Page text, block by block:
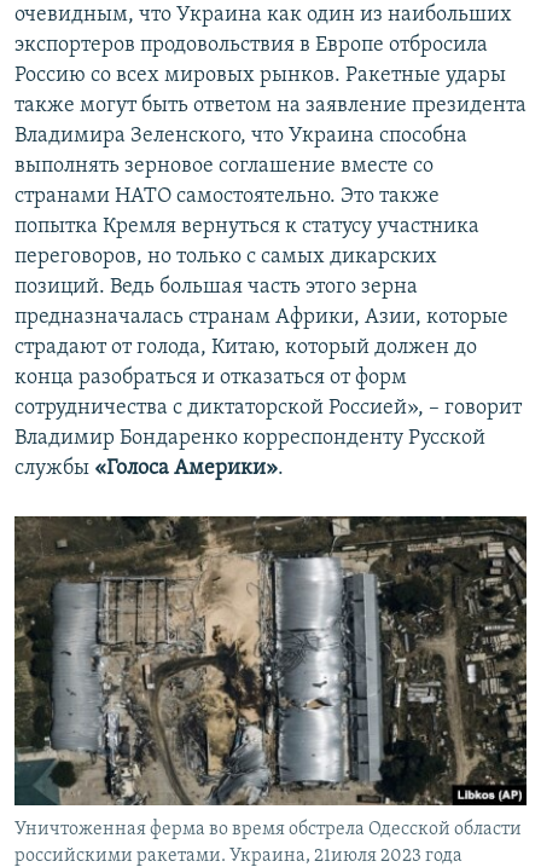
очевидным, что Украина как один из наибольших
экспортеров продовольствия в Европе отбросила
Россию со всех мировых рынков. Ракетные удары
также могут быть ответом на заявление президента
Владимира Зеленского, что Украина способна
выполнять зерновое соглашение вместе со
странами НАТО самостоятельно. Это также
попытка Кремля вернуться к статусу участника
переговоров, но только с самых дикарских
позиций. Ведь большая часть этого зерна
предназначалась странам Африки, Азии, которые
страдают от голода, Китаю, который должен до
конца разобраться и отказаться от форм
сотрудничества с диктаторской Россией», – говорит
Владимир Бондаренко корреспонденту Русской
службы «Голоса Америки».
Уничтоженная ферма во время обстрела Одесской области
российскими ракетами. Украина, 21июля 2023 года